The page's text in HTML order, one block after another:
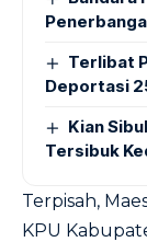
Terlibat
Deportasi
Kian
Tersibuk
Terpisah,
KPU